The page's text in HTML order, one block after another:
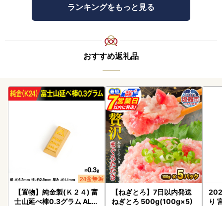
ランキングをもっと見る
おすすめ返礼品
【置物】純金製(Ｋ２４) 富
士山延べ棒0.3グラム ALP
【ねぎとろ】7日以内発送
ねぎとろ 500g(100g×5)
り